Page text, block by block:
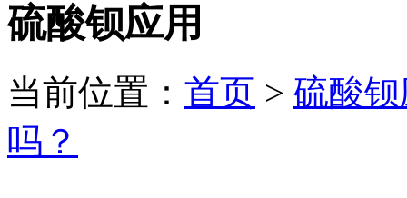
硫酸钡应用
当前位置： 首页 > 硫酸
吗？